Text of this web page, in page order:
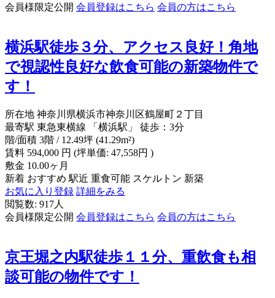
会員様限定公開 会員登録はこちら 会員の方はこちら
横浜駅徒歩３分、アクセス良好！角地
で視認性良好な飲食可能の新築物件で
す！
所在地 神奈川県横浜市神奈川区鶴屋町２丁目
最寄駅 東急東横線 「横浜駅」 徒歩：3分
階/面積 3階 / 12.49坪 (41.29m²)
賃料 594,000 円 (坪単価: 47,558円 )
敷金 10.00ヶ月
新着 おすすめ 駅近 重食可能 スケルトン 新築
お気に入り登録 詳細をみる
閲覧数: 917人
会員様限定公開 会員登録はこちら 会員の方はこちら
京王堀之内駅徒歩１１分、重飲食も相
談可能の物件です！